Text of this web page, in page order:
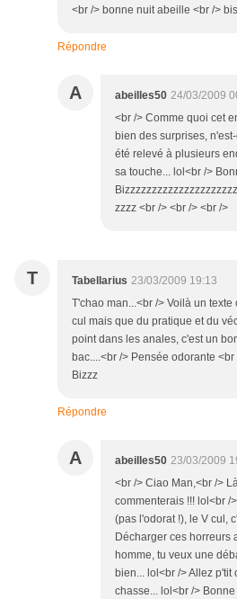
<br /> bonne nuit abeille <br />
Répondre
A abeilles50 24/03/2009
<br /> Comme quoi cet
bien des surprises,
été relevé à plusieurs
sa touche... lol<br />
zzzz <br /> <br /> <br />
T Tabellarius 23/03/2009 19:13
T'chao man...<br /> Voilà un
cul mais que du pratique et du
point dans les anales, c'est un
bac....<br /> Pensée odorante
Bizzz
Répondre
A abeilles50 23/03/2009
<br /> Ciao Man,<br />
commenterais !!! lol<br /
(pas l'odorat !), le V cul,
Décharger ces horreurs
homme, tu veux une
bien... lol<br /> Allez p'tit
chasse... lol<br />